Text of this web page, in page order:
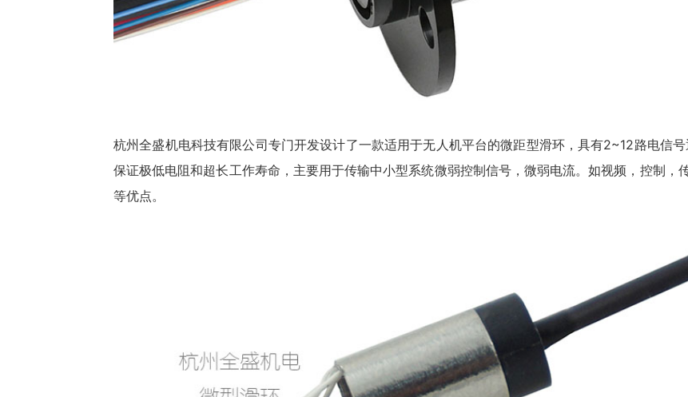
杭州全盛机电科技有限公司专门开发设计了一款适用于无人机平台的微距型滑环 ，具有2~12路电信
保证极低电阻和超长工作寿命，主要用于传输中小型系统微弱控制信号，微弱电流。如视频，控制，
等优点。